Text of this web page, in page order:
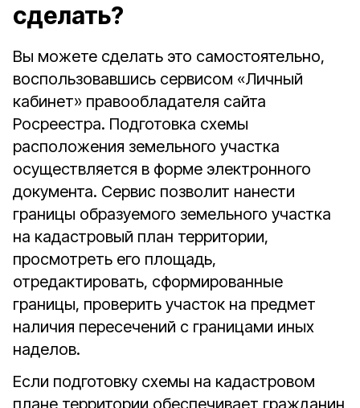
сделать?
Вы можете сделать это самостоятельно,
воспользовавшись сервисом «Личный
кабинет» правообладателя сайта
Росреестра. Подготовка схемы
расположения земельного участка
осуществляется в форме электронного
документа. Сервис позволит нанести
границы образуемого земельного участка
на кадастровый план территории,
просмотреть его площадь,
отредактировать, сформированные
границы, проверить участок на предмет
наличия пересечений с границами иных
наделов.
Если подготовку схемы на кадастровом
плане территории обеспечивает гражданин